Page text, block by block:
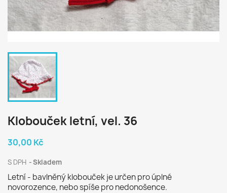
Klobouček letní, vel. 36
30,00 Kč
S DPH Skladem
Letní - bavlněný klobouček je určen pro úplné
novorozence, nebo spíše pro nedonošence.